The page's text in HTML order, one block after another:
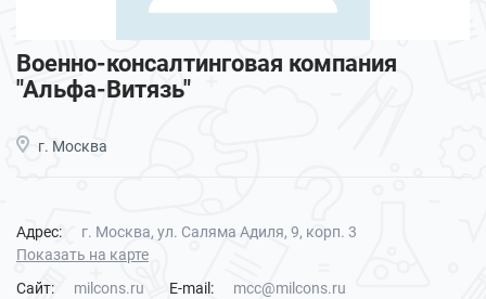
Военно-консалтинговая компания
"Альфа-Витязь"
г. Москва
Адрес:
г. Москва, ул. Саляма Адиля, 9, корп. 3
Показать на карте
Сайт:
milcons.ru E-mail:
mcc@milcons.ru